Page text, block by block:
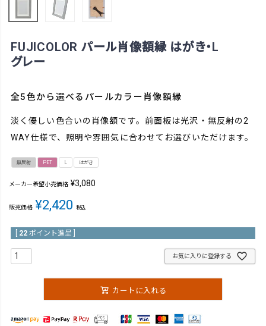
FUJICOLOR パール肖像額縁 はがき・L
グレー
全5色から選べるパールカラー肖像額縁
淡く優しい色合いの肖像額です。前面板は光沢・無反射の2
WAY仕様で、照明や雰囲気に合わせてお選びいただけます。
無反射 PET L はがき
メーカー希望小売価格 ¥3,080
販売価格 ¥2,420 税込
22 ポイント進呈 ]
お気に入りに登録する
カートに入れる